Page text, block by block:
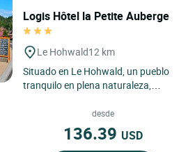
Logis Hôtel la Petite Auberge
Le Hohwald12 km
Situado en Le Hohwald, un pueblo
tranquilo en plena naturaleza,
como en mountain bike (cascada,...
desde
136.39 USD